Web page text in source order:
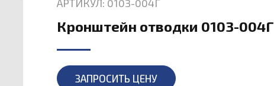
АРТИКУЛ: 0103-004Г
Кронштейн отводки 0103-004Г
ЗАПРОСИТЬ ЦЕНУ